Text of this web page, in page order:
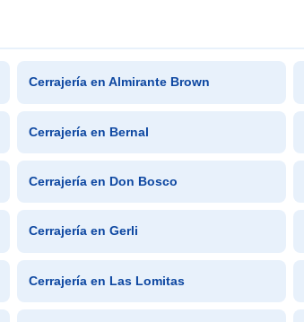
Cerrajería en Almirante Brown
Cerrajería en Bernal
Cerrajería en Don Bosco
Cerrajería en Gerli
Cerrajería en Las Lomitas